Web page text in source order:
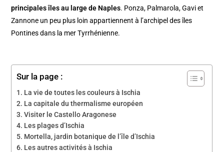
principales îles au large de Naples. Ponza, Palmarola, Gavi et
Zannone un peu plus loin appartiennent à l’archipel des îles
Pontines dans la mer Tyrrhénienne.
Sur la page :
La vie de toutes les couleurs à Ischia
La capitale du thermalisme européen
Visiter le Castello Aragonese
Les plages d’Ischia
Mortella, jardin botanique de l’île d’Ischia
Les autres activités à Ischia